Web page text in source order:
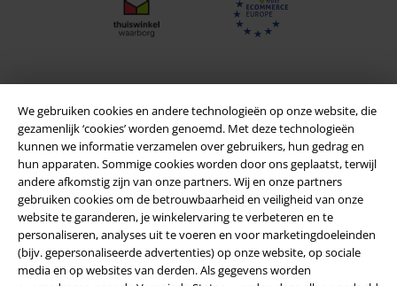
We gebruiken cookies en andere technologieën op onze website, die
gezamenlijk ‘cookies’ worden genoemd. Met deze technologieën
kunnen we informatie verzamelen over gebruikers, hun gedrag en
hun apparaten. Sommige cookies worden door ons geplaatst, terwijl
andere afkomstig zijn van onze partners. Wij en onze partners
gebruiken cookies om de betrouwbaarheid en veiligheid van onze
website te garanderen, je winkelervaring te verbeteren en te
personaliseren, analyses uit te voeren en voor marketingdoeleinden
(bijv. gepersonaliseerde advertenties) op onze website, op sociale
media en op websites van derden. Als gegevens worden
Legal
Algemene Voorwaarden